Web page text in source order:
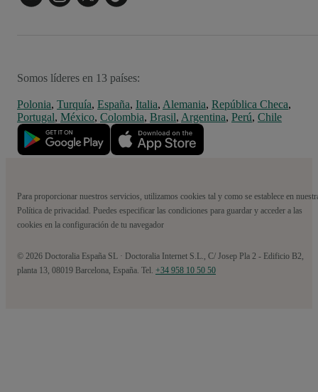
Somos líderes en 13 países:
Polonia, Turquía, España, Italia, Alemania, República Checa,
Portugal, México, Colombia, Brasil, Argentina, Perú, Chile
Para proporcionar nuestros servicios, utilizamos cookies tal y como se establece en
Política de privacidad. Puedes especificar las condiciones para guardar y acceder a las
cookies en la configuración de tu navegador
© 2026 Doctoralia España SL · Doctoralia Internet S.L., C/ Josep Pla 2 - Edificio B2,
planta 13, 08019 Barcelona, España. Tel. +34 958 10 50 50